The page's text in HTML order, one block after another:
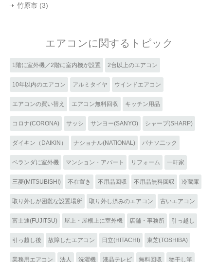
竹原市 (3)
エアコンに関するトピック
1階に室外機／2階に室内機が設置 2台以上のエアコン
10年以内のエアコン アルミタイヤ ウインドエアコン
エアコンの買い替え エアコン無料回収 キッチン用品
コロナ(CORONA) サッシ サンヨー(SANYO) シャープ(SHARP)
ダイキン（DAIKIN） ナショナル(NATIONAL) パナソ二ック
ベランダに室外機 マンション・アパート リフォーム 一軒家
三菱(MITSUBISHI) 不在置き 不用品回収 不用品無料回収 冷蔵庫
取り外しが困難な設置場所 取り外し済みのエアコン 古いエアコン
富士通(FUJITSU) 屋上・屋根上に室外機 店舗・事務所 引っ越し
引っ越し後 故障したエアコン 日立(HITACHI) 東芝(TOSHIBA)
業務用エアコン 法人 洗濯機 液晶テレビ 無料回収 物干し竿